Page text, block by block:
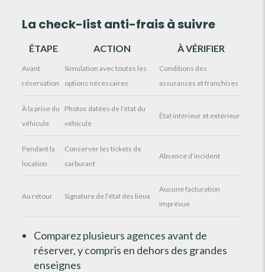
La check-list anti-frais à suivre
ÉTAPE ACTION À VÉRIFIER
Avant
réservation
Simulation avec toutes les
options nécessaires
Conditions des
assurances et franchises
À la prise du
véhicule
Photos datées de l’état du
véhicule
État intérieur et extérieur
Pendant la
location
Conserver les tickets de
carburant
Absence d’incident
Au retour Signature de l’état des lieux
Aucune facturation
imprévue
Comparez plusieurs agences avant de
réserver, y compris en dehors des grandes
enseignes